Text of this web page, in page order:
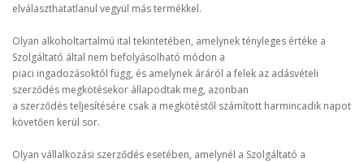
elválaszthatatlanul vegyül más termékkel.
Olyan alkoholtartalmú ital tekintetében, amelynek tényleges értéke a
Szolgáltató által nem befolyásolható módon a
piaci ingadozásoktól függ, és amelynek áráról a felek az adásvételi
szerződés megkötésekor állapodtak meg, azonban
a szerződés teljesítésére csak a megkötéstől számított harmincadik napot
követően kerül sor.
Olyan vállalkozási szerződés esetében, amelynél a Szolgáltató a